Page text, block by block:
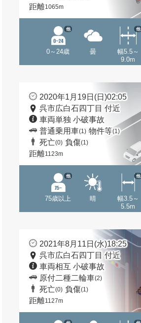
距離1065m
0～24歳
他
曇
幅5.5～
9.0m
他
2020年1月19日(日)02:05
呉市広白石四丁目 付近
車両単独 小破事故
普通乗用車(1) 物件等(1)
死亡(0) 負傷(1)
距離1123m
75歳以上
他
晴
幅3.5～
5.5m
他
2021年8月11日(水)18:25
呉市広白石四丁目 付近
車両相互 小破事故
原付二種二輪車(2)
死亡(0) 負傷(1)
距離1127m